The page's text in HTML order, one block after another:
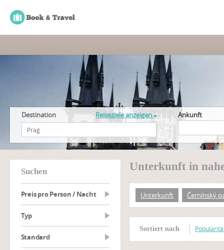
Destination Reiseziele anzeigen Ankunft
suchen
Preis pro Person / Nacht
Typ
Standard
Unterkunft in
Unterkunft Černínský
Sortiert nach